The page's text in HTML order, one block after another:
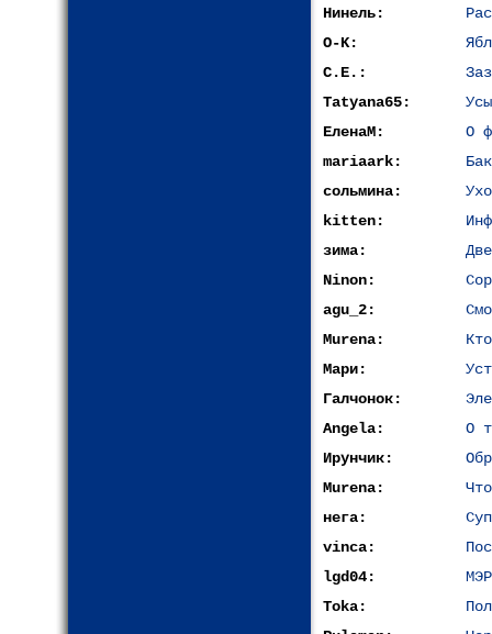
Нинель:
O-K:
С.Е.:
Tatyana65:
ЕленаМ:
О
mariaark:
сольмина:
kitten:
зима:
Ninon:
agu_2:
Murena:
Мари:
Галчонок:
Angela:
О
Ирунчик:
Murena:
нега:
vinca:
lgd04:
Toka: